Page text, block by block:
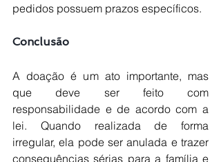
pedidos possuem prazos específicos.
Conclusão
A doação é um ato importante, mas
que deve ser feito com
responsabilidade e de acordo com a
lei. Quando realizada de forma
irregular, ela pode ser anulada e trazer
consequências sérias para a família e